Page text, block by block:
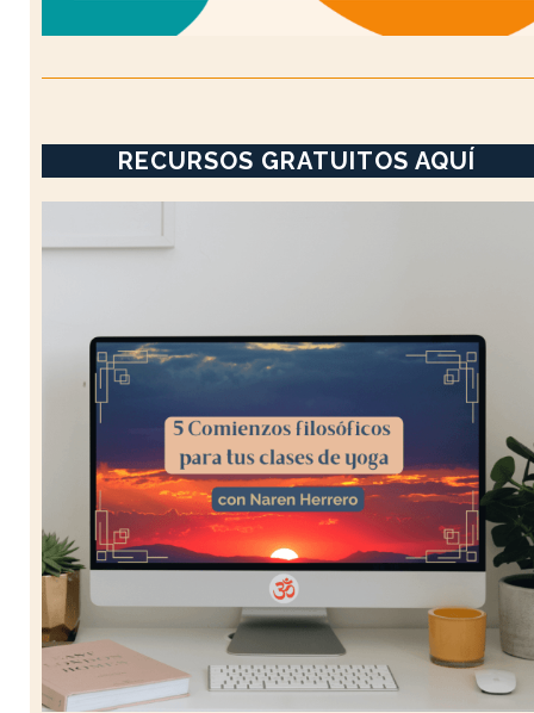
RECURSOS GRATUITOS AQUÍ